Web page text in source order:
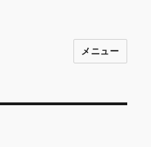
常に彩りを～ フ
瑞江
メニュー